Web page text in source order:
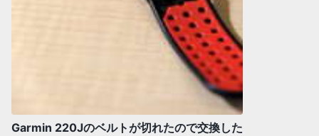
Garmin 220Jのベルトが切れたので交換した